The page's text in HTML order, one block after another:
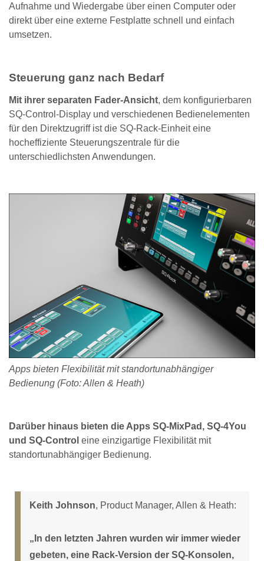
Aufnahme und Wiedergabe über einen Computer oder
direkt über eine externe Festplatte schnell und einfach
umsetzen.
Steuerung ganz nach Bedarf
Mit ihrer separaten Fader-Ansicht, dem konfigurierbaren
SQ-Control-Display und verschiedenen Bedienelementen
für den Direktzugriff ist die SQ-Rack-Einheit eine
hocheffiziente Steuerungszentrale für die
unterschiedlichsten Anwendungen.
Apps bieten Flexibilität mit standortunabhängiger
Bedienung (Foto: Allen & Heath)
Darüber hinaus bieten die Apps SQ-MixPad, SQ-4You
und SQ-Control eine einzigartige Flexibilität mit
standortunabhängiger Bedienung.
Keith Johnson, Product Manager, Allen & Heath:
„In den letzten Jahren wurden wir immer wieder
gebeten, eine Rack-Version der SQ-Konsolen,